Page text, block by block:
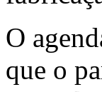
O
que o